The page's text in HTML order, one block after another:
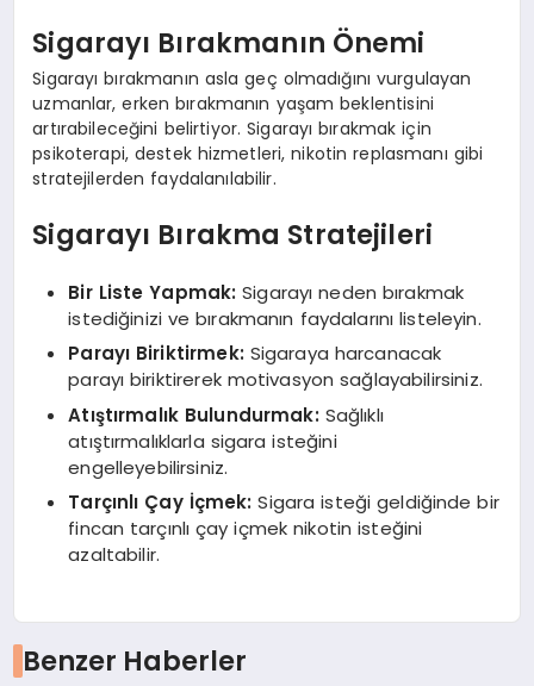
Sigarayı Bırakmanın Önemi
Sigarayı bırakmanın asla geç olmadığını vurgulayan
uzmanlar, erken bırakmanın yaşam beklentisini
artırabileceğini belirtiyor. Sigarayı bırakmak için
psikoterapi, destek hizmetleri, nikotin replasmanı gibi
stratejilerden faydalanılabilir.
Sigarayı Bırakma Stratejileri
Bir Liste Yapmak: Sigarayı neden bırakmak
istediğinizi ve bırakmanın faydalarını listeleyin.
Parayı Biriktirmek: Sigaraya harcanacak
parayı biriktirerek motivasyon sağlayabilirsiniz.
Atıştırmalık Bulundurmak: Sağlıklı
atıştırmalıklarla sigara isteğini
engelleyebilirsiniz.
Tarçınlı Çay İçmek: Sigara isteği geldiğinde bir
fincan tarçınlı çay içmek nikotin isteğini
azaltabilir.
Benzer Haberler